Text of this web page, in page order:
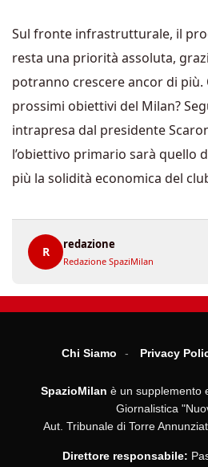
Sul fronte infrastrutturale, il
resta una priorità assoluta,
potranno crescere ancor di più.
prossimi obiettivi del Milan?
intrapresa dal presidente
l’obiettivo primario sarà quello
più la solidità economica del
R
redazione
Redazione SpaziMilan
Chi Siamo Privacy
SpazioMilan è un supplemento
Giornalistica
Aut. Tribunale di Torre
Direttore responsabile: